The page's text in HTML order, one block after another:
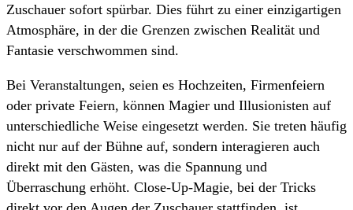
Zuschauer sofort spürbar. Dies führt zu einer einzigartigen
Atmosphäre, in der die Grenzen zwischen Realität und
Fantasie verschwommen sind.
Bei Veranstaltungen, seien es Hochzeiten, Firmenfeiern
oder private Feiern, können Magier und Illusionisten auf
unterschiedliche Weise eingesetzt werden. Sie treten häufig
nicht nur auf der Bühne auf, sondern interagieren auch
direkt mit den Gästen, was die Spannung und
Überraschung erhöht. Close-Up-Magie, bei der Tricks